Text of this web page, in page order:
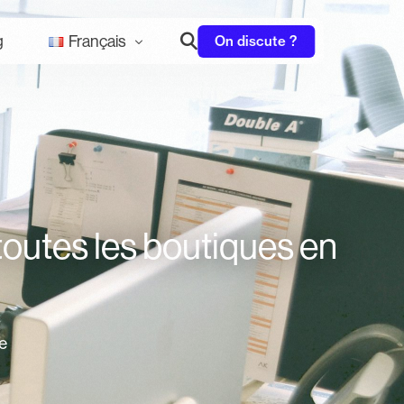
PLUS DE SERVICES
Content Marketing
Social Media Marketing
↗)
↗)
Français
Nederlands
On discute ?
les boutiques en